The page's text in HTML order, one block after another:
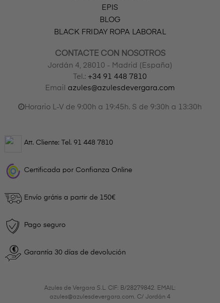
EPIS
BLOG
BLACK FRIDAY ROPA LABORAL
CONTACTE CON NOSOTROS
Jordán 4, 28010 - Madrid (España)
Tel.: +34 91 448 7810
Email azules@azulesdevergara.com
Horario L-V de 9:00h a 19:45h. S de 9:30h a 13:30h
Att. Cliente: Tel. 91 448 7810
Certificada por Confianza Online
Envío grátis a partir de 150€
Pago seguro
Garantía 30 días de devolución
Azules de Vergara S.L. CIF: B/28279842. EMAIL:
azules@azulesdevergara.com. C/ Jordán 4